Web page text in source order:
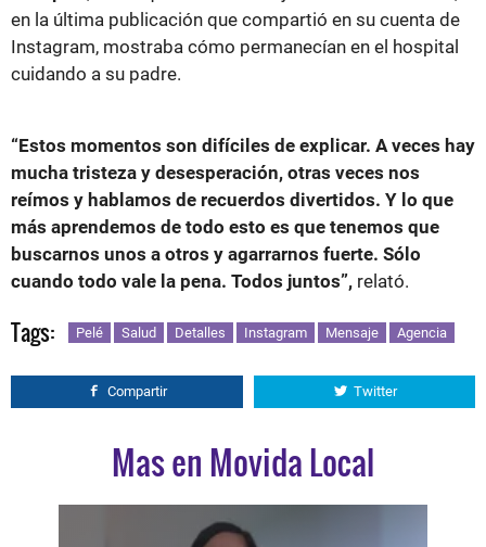
en la última publicación que compartió en su cuenta de
Instagram, mostraba cómo permanecían en el hospital
cuidando a su padre.
“Estos momentos son difíciles de explicar. A veces hay
mucha tristeza y desesperación, otras veces nos
reímos y hablamos de recuerdos divertidos. Y lo que
más aprendemos de todo esto es que tenemos que
buscarnos unos a otros y agarrarnos fuerte. Sólo
cuando todo vale la pena. Todos juntos”, relató.
Tags: Pelé Salud Detalles Instagram Mensaje Agencia
Compartir Twitter
Mas en Movida Local